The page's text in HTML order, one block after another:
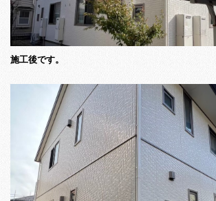
施工後です。